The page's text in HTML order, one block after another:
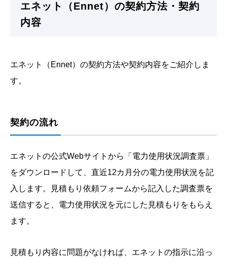
エネット（Ennet）の契約方法・契約
内容
エネット（Ennet）の契約方法や契約内容をご紹介しま
す。
契約の流れ
エネットの公式Webサイトから「電力使用状況調査票」
をダウンロードして、直近12カ月分の電力使用状況を記
入します。見積もり依頼フォームから記入した調査票を
送信すると、電力使用状況を元にした見積もりをもらえ
ます。
見積もり内容に問題がなければ、エネットの指示に沿っ